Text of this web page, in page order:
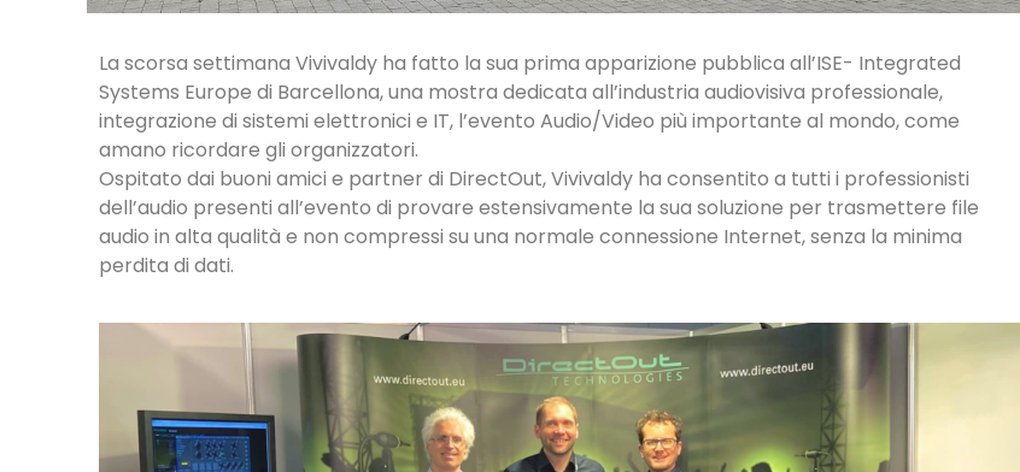
La scorsa settimana Vivivaldy ha fatto la sua prima apparizione pubblica all’ISE- Integrated
Systems Europe di Barcellona, una mostra dedicata all’industria audiovisiva professionale,
integrazione di sistemi elettronici e IT, l’evento Audio/Video più importante al mondo, come
amano ricordare gli organizzatori.
Ospitato dai buoni amici e partner di DirectOut, Vivivaldy ha consentito a tutti i professionisti
dell’audio presenti all’evento di provare estensivamente la sua soluzione per trasmettere file
audio in alta qualità e non compressi su una normale connessione Internet, senza la minima
perdita di dati.